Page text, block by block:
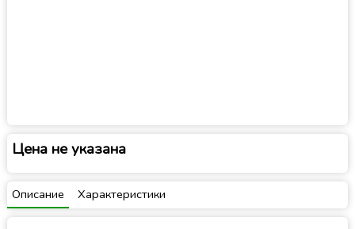
Цена не указана
Описание Характеристики